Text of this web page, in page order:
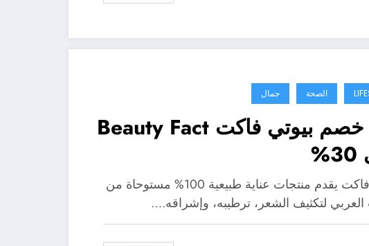
الصحة جمال
كود خصم بيوتي فاكت Beauty Fact
بيوتي فاكت يقدم منتجات عناية طبيعية 100% مستوحاة من
العربي لتكثيف الشعر، ترطيبه، وإشراقه.…